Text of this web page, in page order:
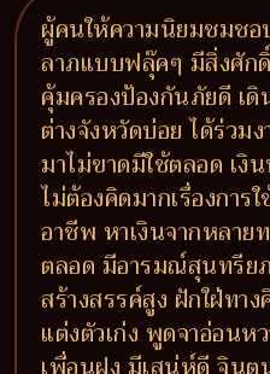
ผู้คนให้ความนิยมชมชอ
ลาภแบบฟลุ๊คๆ มีสิ่งศัก
คุ้มครองป้องกันภัยดี เดิ
ต่างจังหวัดบ่อย ได้ร่วม
มาไม่ขาดมีใช้ตลอด เงิ
ไม่ต้องคิดมากเรื่องการ
อาชีพ หาเงินจากหลาย
ตลอด มีอารมณ์สุนทรีย
สร้างสรรค์สูง ฝักใฝ่ทา
แต่งตัวเก่ง พูดจาอ่อนหว